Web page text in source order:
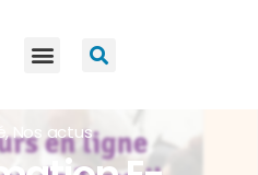
,Nos actus